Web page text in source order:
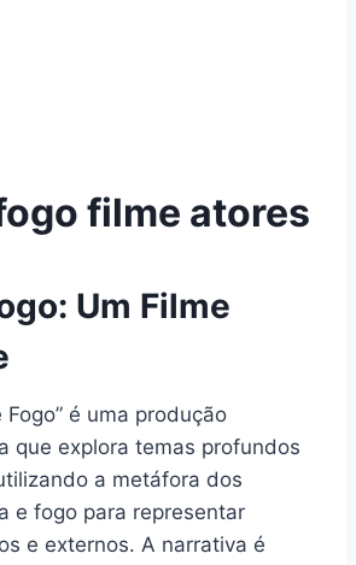
filme atores
Um Filme
Fogo” é uma produção
que explora temas profundos
a metáfora dos
e fogo para representar
e externos. A narrativa é